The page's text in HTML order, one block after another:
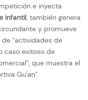
e inyecta
infantil; también genera
y promueve
“actividades de
caso exitoso de
que muestra el
Gu'an”.